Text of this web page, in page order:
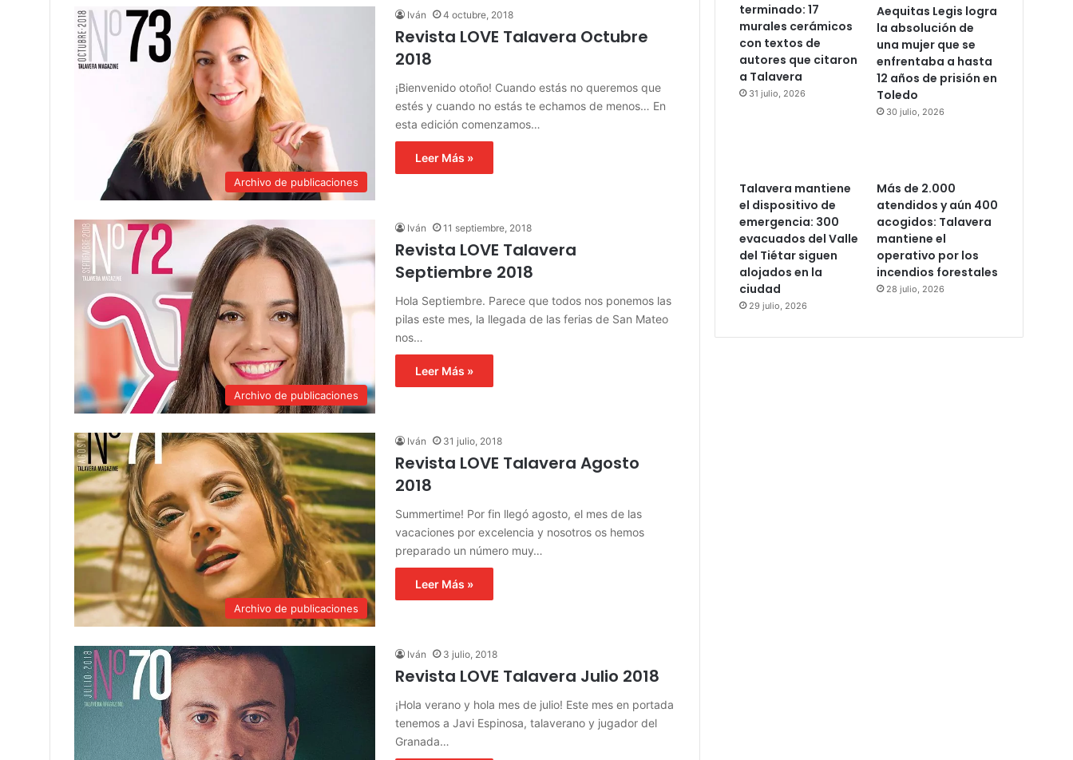
Archivo de publicaciones
Iván 4 octubre, 2018
Revista LOVE Talavera Octubre
2018
¡Bienvenido otoño! Cuando estás no queremos que
estés y cuando no estás te echamos de menos… En
esta edición comenzamos…
Leer Más »
Archivo de publicaciones
Iván 11 septiembre, 2018
Revista LOVE Talavera
Septiembre 2018
Hola Septiembre. Parece que todos nos ponemos las
pilas este mes, la llegada de las ferias de San Mateo
nos…
Leer Más »
Archivo de publicaciones
Iván 31 julio, 2018
Revista LOVE Talavera Agosto
2018
Summertime! Por fin llegó agosto, el mes de las
vacaciones por excelencia y nosotros os hemos
preparado un número muy…
Leer Más »
Iván 3 julio, 2018
Revista LOVE Talavera Julio 2018
¡Hola verano y hola mes de julio! Este mes en portada
tenemos a Javi Espinosa, talaverano y jugador del
Granada…
terminado: 17
murales cerámicos
con textos de
autores que citaron
a Talavera
31 julio, 2026
Aequitas Legis logra
la absolución de
una mujer que se
enfrentaba a hasta
12 años de prisión en
Toledo
30 julio, 2026
Talavera mantiene
el dispositivo de
emergencia: 300
evacuados del Valle
del Tiétar siguen
alojados en la
ciudad
29 julio, 2026
Más de 2.000
atendidos y aún 400
acogidos: Talavera
mantiene el
operativo por los
incendios forestales
28 julio, 2026